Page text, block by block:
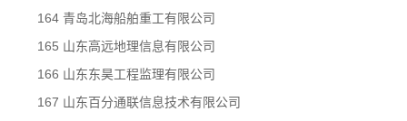
164 青岛北海船舶重工有限公司
165 山东高远地理信息有限公司
166 山东东昊工程监理有限公司
167 山东百分通联信息技术有限公司